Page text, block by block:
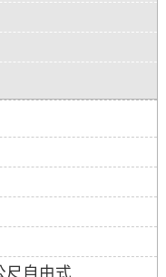
尺自由式